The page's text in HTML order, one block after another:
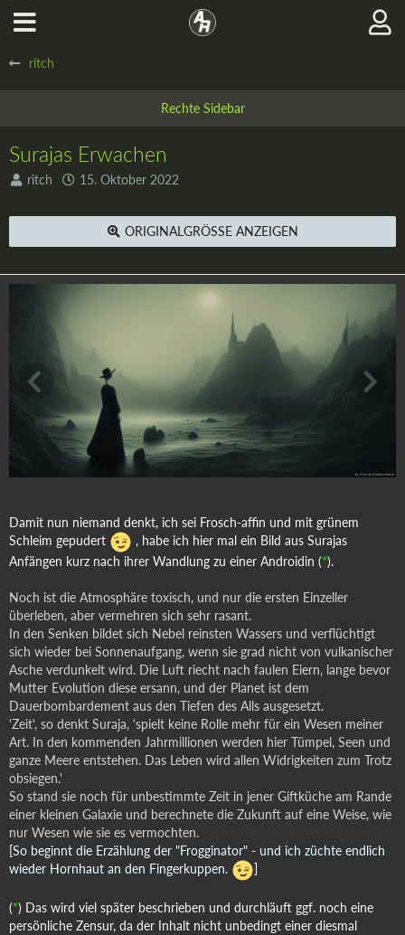
ritch
Surajas Erwachen
ritch 15. Oktober 2022
ORIGINALGRÖSSE ANZEIGEN
Damit nun niemand denkt, ich sei Frosch-affin und mit grünem
Schleim gepudert
, habe ich hier mal ein Bild aus Surajas
Anfängen kurz nach ihrer Wandlung zu einer Androidin (*).
Noch ist die Atmosphäre toxisch, und nur die ersten Einzeller
überleben, aber vermehren sich sehr rasant.
In den Senken bildet sich Nebel reinsten Wassers und verflüchtigt
sich wieder bei Sonnenaufgang, wenn sie grad nicht von vulkanischer
Asche verdunkelt wird. Die Luft riecht nach faulen Eiern, lange bevor
Mutter Evolution diese ersann, und der Planet ist dem
Dauerbombardement aus den Tiefen des Alls ausgesetzt.
'Zeit', so denkt Suraja, 'spielt keine Rolle mehr für ein Wesen meiner
Art. In den kommenden Jahrmillionen werden hier Tümpel, Seen und
ganze Meere entstehen. Das Leben wird allen Widrigkeiten zum Trotz
obsiegen.'
So stand sie noch für unbestimmte Zeit in jener Giftküche am Rande
einer kleinen Galaxie und berechnete die Zukunft auf eine Weise, wie
nur Wesen wie sie es vermochten.
[So beginnt die Erzählung der "Frogginator" - und ich züchte endlich
wieder Hornhaut an den Fingerkuppen.
]
(*) Das wird viel später beschrieben und durchläuft ggf. noch eine
persönliche Zensur, da der Inhalt nicht unbedingt einer diesmal